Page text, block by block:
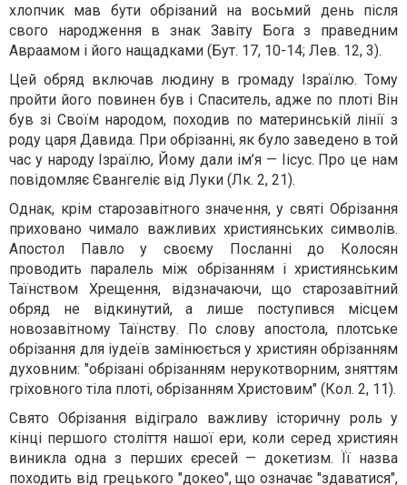
хлопчик мав бути обрізаний на восьмий день після
свого народження в знак Завіту Бога з праведним
Авраамом і його нащадками (Бут. 17, 10-14; Лев. 12, 3).
Цей обряд включав людину в громаду Ізраїлю. Тому
пройти його повинен був і Спаситель, адже по плоті Він
був зі Своїм народом, походив по материнській лінії з
роду царя Давида. При обрізанні, як було заведено в той
час у народу Ізраїлю, Йому дали ім’я — Іісус. Про це нам
повідомляє Євангеліє від Луки (Лк. 2, 21).
Однак, крім старозавітного значення, у святі Обрізання
приховано чимало важливих християнських символів.
Апостол Павло у своєму Посланні до Колосян
проводить паралель між обрізанням і християнським
Таїнством Хрещення, відзначаючи, що старозавітний
обряд не відкинутий, а лише поступився місцем
новозавітному Таїнству. По слову апостола, плотське
обрізання для іудеїв замінюється у християн обрізанням
духовним: "обрізані обрізанням нерукотворним, зняттям
гріховного тіла плоті, обрізанням Христовим" (Кол. 2, 11).
Свято Обрізання відіграло важливу історичну роль у
кінці першого століття нашої ери, коли серед християн
виникла одна з перших єресей — докетизм. Її назва
походить від грецького "докео", що означає "здаватися",